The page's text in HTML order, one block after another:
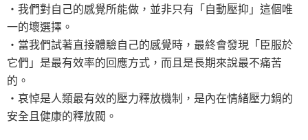
‧我們對自己的感覺所能做，並非只有「自動壓抑」這個唯
一的壞選擇。
‧當我們試著直接體驗自己的感覺時，最終會發現「臣服於
它們」是最有效率的回應方式，而且是長期來說最不痛苦
的。
‧哀悼是人類最有效的壓力釋放機制，是內在情緒壓力鍋的
安全且健康的釋放閥。